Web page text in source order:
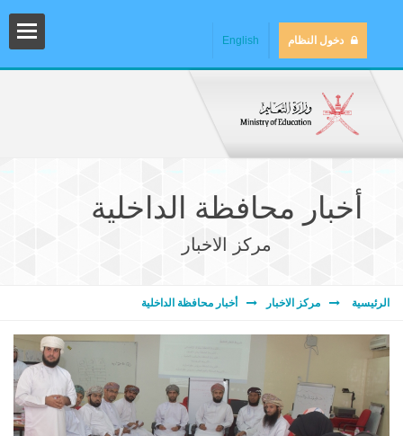
دخول النظام English
أخبار محافظة الداخلية
مركز الاخبار
الرئيسية مركز الاخبار أخبار محافظة الداخلية